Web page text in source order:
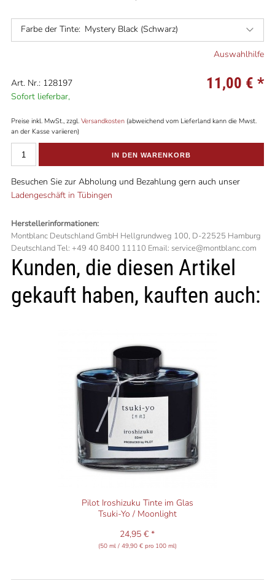
Farbe der Tinte: Mystery Black (Schwarz)
Auswahlhilfe
Art. Nr.: 128197
Sofort lieferbar,
11,00 € *
Preise inkl. MwSt., zzgl. Versandkosten(abweichend vom Lieferland kann die Mwst.
an der Kasse variieren)
IN DEN WARENKORB
Besuchen Sie zur Abholung und Bezahlung gern auch unser
Ladengeschäft in Tübingen
Herstellerinformationen:
Montblanc Deutschland GmbH Hellgrundweg 100, D-22525 Hamburg
Deutschland Tel: +49 40 8400 11110 Email: service@montblanc.com
Kunden, die diesen Artikel
gekauft haben, kauften auch:
Pilot Iroshizuku Tinte im Glas
Tsuki-Yo / Moonlight
24,95 € *
(50 ml / 49,90 € pro 100 ml)